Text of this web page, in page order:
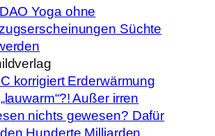
Yoga ohne
Süchte
korrigiert Erderwärmung
Außer irren
nichts gewesen? Dafür
Hunderte Milliarden